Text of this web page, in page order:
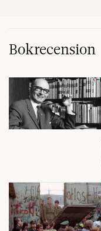
Bokrecension